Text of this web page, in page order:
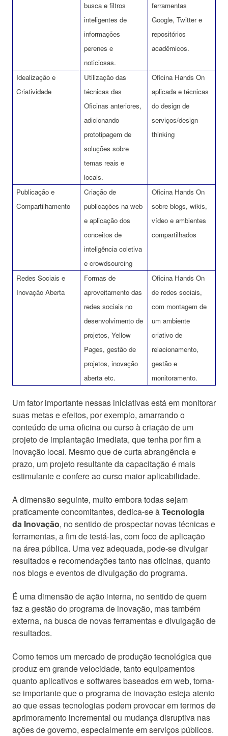
busca e filtros
inteligentes de
informações
perenes e
noticiosas.
ferramentas
Google, Twitter e
repositórios
acadêmicos.
Idealização e
Criatividade
Utilização das
técnicas das
Oficinas anteriores,
adicionando
prototipagem de
soluções sobre
temas reais e
locais.
Oficina Hands On
aplicada e técnicas
do design de
serviços/design
thinking
Publicação e
Compartilhamento
Criação de
publicações na web
e aplicação dos
conceitos de
inteligência coletiva
e crowdsourcing
Oficina Hands On
sobre blogs, wikis,
vídeo e ambientes
compartilhados
Redes Sociais e
Inovação Aberta
Formas de
aproveitamento das
redes sociais no
desenvolvimento de
projetos, Yellow
Pages, gestão de
projetos, inovação
aberta etc.
Oficina Hands On
de redes sociais,
com montagem de
um ambiente
criativo de
relacionamento,
gestão e
monitoramento.
Um fator importante nessas iniciativas está em monitorar
suas metas e efeitos, por exemplo, amarrando o
conteúdo de uma oficina ou curso à criação de um
projeto de implantação imediata, que tenha por fim a
inovação local. Mesmo que de curta abrangência e
prazo, um projeto resultante da capacitação é mais
estimulante e confere ao curso maior aplicabilidade.
A dimensão seguinte, muito embora todas sejam
praticamente concomitantes, dedica-se àTecnologia
da Inovação, no sentido de prospectar novas técnicas e
ferramentas, a fim de testá-las, com foco de aplicação
na área pública. Uma vez adequada, pode-se divulgar
resultados e recomendações tanto nas oficinas, quanto
nos blogs e eventos de divulgação do programa.
É uma dimensão de ação interna, no sentido de quem
faz a gestão do programa de inovação, mas também
externa, na busca de novas ferramentas e divulgação de
resultados.
Como temos um mercado de produção tecnológica que
produz em grande velocidade, tanto equipamentos
quanto aplicativos e softwares baseados em web, torna-
se importante que o programa de inovação esteja atento
ao que essas tecnologias podem provocar em termos de
aprimoramento incremental ou mudança disruptiva nas
ações de governo, especialmente em serviços públicos.